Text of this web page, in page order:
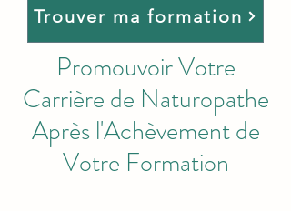
Trouver ma formation
Promouvoir Votre
Carrière de Naturopathe
Après l'Achèvement de
Votre Formation